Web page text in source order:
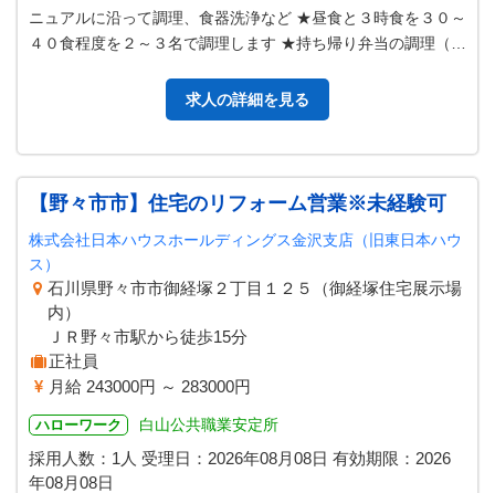
ニュアルに沿って調理、食器洗浄など ★昼食と３時食を３０～
４０食程度を２～３名で調理します ★持ち帰り弁当の調理（５
求人の詳細を見る
【野々市市】住宅のリフォーム営業※未経験可
株式会社日本ハウスホールディングス金沢支店（旧東日本ハウ
ス）
石川県野々市市御経塚２丁目１２５（御経塚住宅展示場
内）
ＪＲ野々市駅から徒歩15分
正社員
月給 243000円 ～ 283000円
ハローワーク 白山公共職業安定所
採用人数：1人 受理日： 2026年08月08日 有効期限： 2026
年08月08日